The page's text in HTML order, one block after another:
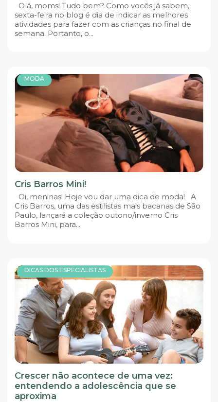
Olá, moms! Tudo bem? Como vocês já sabem,
sexta-feira no blog é dia de indicar as melhores
atividades para fazer com as crianças no final de
semana. Portanto, o...
MODA
Cris Barros Mini!
Oi, meninas! Hoje vou dar uma dica de moda! A
Cris Barros, uma das estilistas mais bacanas de São
Paulo, lançará a coleção outono/inverno Cris
Barros Mini, para...
DICAS DOS ESPECIALISTAS
Crescer não acontece de uma vez:
entendendo a adolescência que se
aproxima